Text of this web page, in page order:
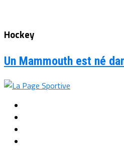
Hockey
Un Mammouth est né